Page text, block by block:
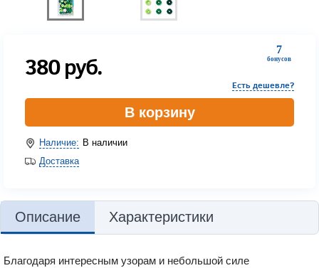
7
бонусов
380руб.
Есть дешевле?
В корзину
Наличие: В наличии
Доставка
Описание Характеристики
Благодаря интересным узорам и небольшой силе